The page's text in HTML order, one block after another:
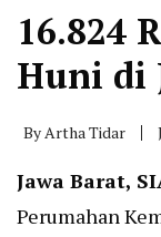
16.824
Huni di
ByArtha Tidar
Jawa Barat,
Perumahan